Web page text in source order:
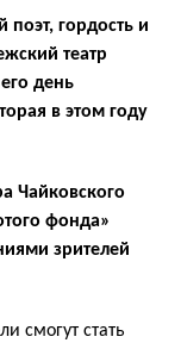
гордость и
театр
день
в этом году
Чайковского
фонда»
зрителей
смогут стать